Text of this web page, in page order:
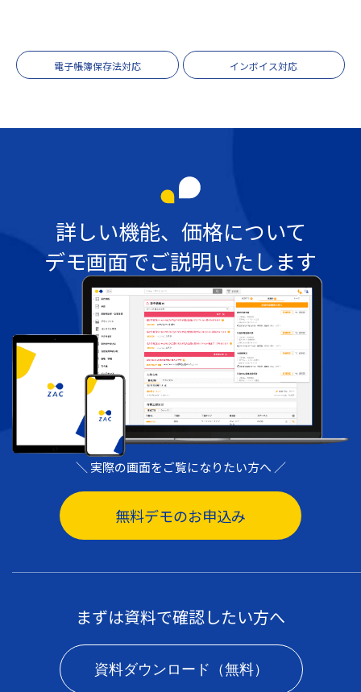
電子帳簿保存法対応 インボイス対応
詳しい機能、価格について
デモ画面でご説明いたします
＼ 実際の画面をご覧になりたい方へ ／
無料デモのお申込み
まずは資料で確認したい方へ
資料ダウンロード（無料）